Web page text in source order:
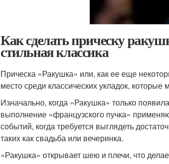
Как сделать прическу
стильная классика
Прическа «Ракушка» или, как ее еще
место среди классических укладок,
Изначально, когда «Ракушка» только
выполнение «французского пучка»
событий, когда требуется выглядеть
таких как свадьба или вечеринка.
«Ракушка» открывает шею и плечи, что